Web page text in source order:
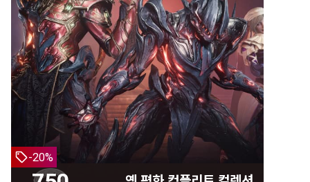
-20%
750 플래티넘
옛 평화 컴플리트 컬렉션
750 플래티넘
우리엘
빈퀴부스